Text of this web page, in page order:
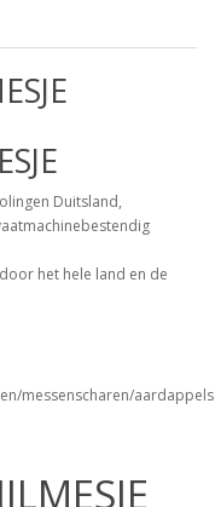
Duitsland,
het hele land en de
messenscharen/